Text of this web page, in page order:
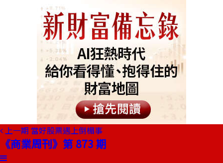
上一期 當好股票遇上倒楣事
《商業周刊》第 873 期